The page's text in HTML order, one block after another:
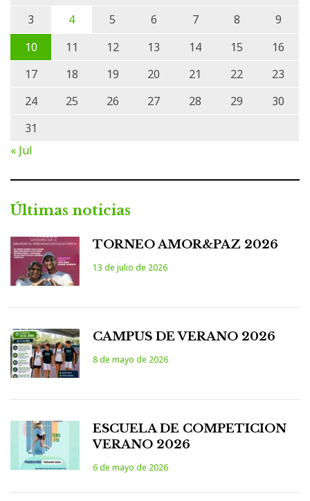
3
4 5 6 7 8
9
10
11 12 13 14 15
16
17
18 19 20 21 22
23
24
25 26 27 28 29
30
31
« Jul
Últimas noticias
TORNEO AMOR&PAZ 2026
13 de julio de 2026
CAMPUS DE VERANO 2026
8 de mayo de 2026
ESCUELA DE COMPETICION
VERANO 2026
6 de mayo de 2026